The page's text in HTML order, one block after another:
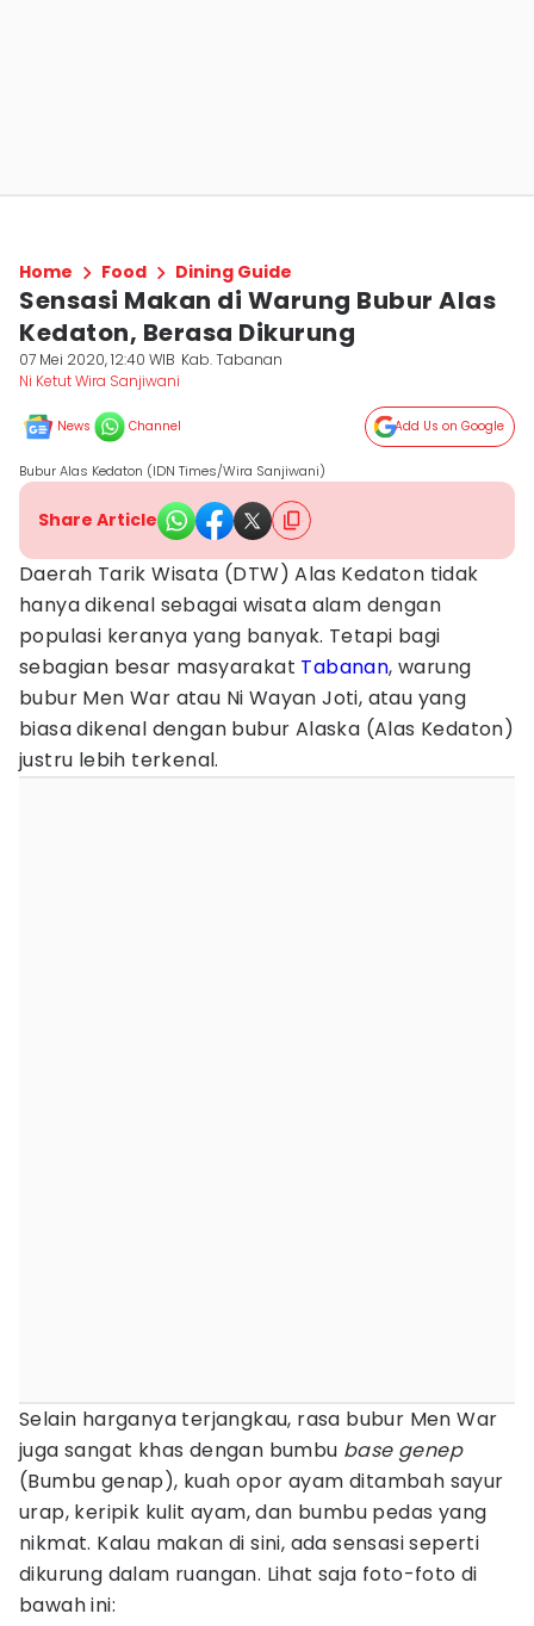
Home Food Dining Guide
Sensasi Makan di Warung Bubur Alas
Kedaton, Berasa Dikurung
07 Mei 2020, 12:40 WIB Kab. Tabanan
Ni Ketut Wira Sanjiwani
News Channel Add Us on Google
Bubur Alas Kedaton (IDN Times/Wira Sanjiwani)
Share Article
Daerah Tarik Wisata (DTW) Alas Kedaton tidak
hanya dikenal sebagai wisata alam dengan
populasi keranya yang banyak. Tetapi bagi
sebagian besar masyarakat Tabanan, warung
bubur Men War atau Ni Wayan Joti, atau yang
biasa dikenal dengan bubur Alaska (Alas Kedaton)
justru lebih terkenal.
Selain harganya terjangkau, rasa bubur Men War
juga sangat khas dengan bumbu base genep
(Bumbu genap), kuah opor ayam ditambah sayur
urap, keripik kulit ayam, dan bumbu pedas yang
nikmat. Kalau makan di sini, ada sensasi seperti
dikurung dalam ruangan. Lihat saja foto-foto di
bawah ini: